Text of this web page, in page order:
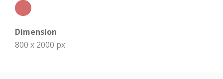
Dimension
800 x 2000 px